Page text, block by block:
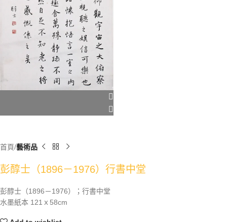
首頁 藝術品
彭醇士（1896－1976）行書中堂
彭醇士（1896－1976）；行書中堂
水墨紙本 121ｘ58cm